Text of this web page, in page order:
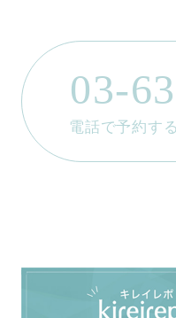
03-
電話で予約する